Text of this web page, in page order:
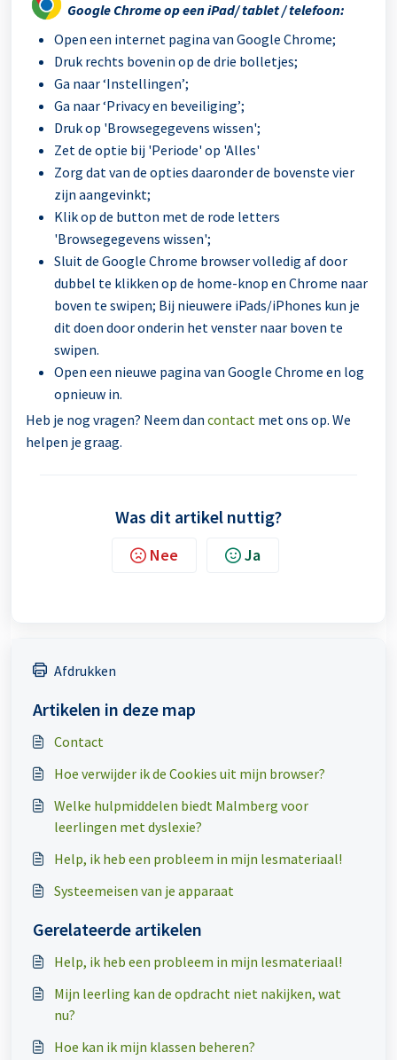
Google Chrome op een iPad/ tablet / telefoon:
Open een internet pagina van Google Chrome;
Druk rechts bovenin op de drie bolletjes;
Ga naar ‘Instellingen’;
Ga naar ‘Privacy en beveiliging’;
Druk op 'Browsegegevens wissen';
Zet de optie bij 'Periode' op 'Alles'
Zorg dat van de opties daaronder de bovenste vier
zijn aangevinkt;
Klik op de button met de rode letters
'Browsegegevens wissen';
Sluit de Google Chrome browser volledig af door
dubbel te klikken op de home-knop en Chrome naar
boven te swipen; Bij nieuwere iPads/iPhones kun je
dit doen door onderin het venster naar boven te
swipen.
Open een nieuwe pagina van Google Chrome en log
opnieuw in.
Heb je nog vragen? Neem dan contact met ons op. We
helpen je graag.
Was dit artikel nuttig?
Nee Ja
Afdrukken
Artikelen in deze map
Contact
Hoe verwijder ik de Cookies uit mijn browser?
Welke hulpmiddelen biedt Malmberg voor
leerlingen met dyslexie?
Help, ik heb een probleem in mijn lesmateriaal!
Systeemeisen van je apparaat
Gerelateerde artikelen
Help, ik heb een probleem in mijn lesmateriaal!
Mijn leerling kan de opdracht niet nakijken, wat
nu?
Hoe kan ik mijn klassen beheren?